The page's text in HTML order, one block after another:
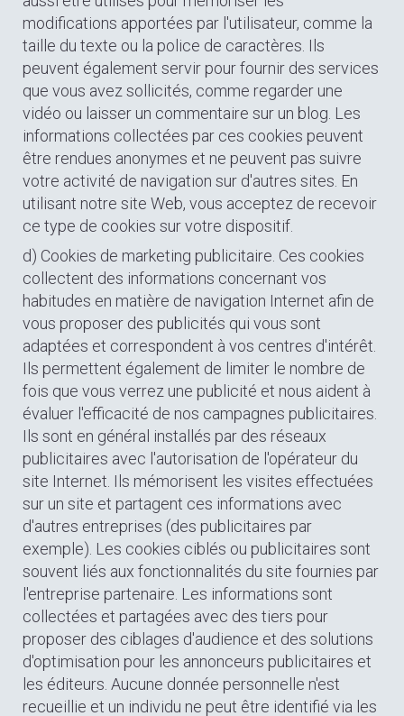
modifications apportées par l'utilisateur, comme la
taille du texte ou la police de caractères. Ils
peuvent également servir pour fournir des services
que vous avez sollicités, comme regarder une
vidéo ou laisser un commentaire sur un blog. Les
informations collectées par ces cookies peuvent
être rendues anonymes et ne peuvent pas suivre
votre activité de navigation sur d'autres sites. En
utilisant notre site Web, vous acceptez de recevoir
ce type de cookies sur votre dispositif.
d) Cookies de marketing publicitaire. Ces cookies
collectent des informations concernant vos
habitudes en matière de navigation Internet afin de
vous proposer des publicités qui vous sont
adaptées et correspondent à vos centres d'intérêt.
Ils permettent également de limiter le nombre de
fois que vous verrez une publicité et nous aident à
évaluer l'efficacité de nos campagnes publicitaires.
Ils sont en général installés par des réseaux
publicitaires avec l'autorisation de l'opérateur du
site Internet. Ils mémorisent les visites effectuées
sur un site et partagent ces informations avec
d'autres entreprises (des publicitaires par
exemple). Les cookies ciblés ou publicitaires sont
souvent liés aux fonctionnalités du site fournies par
l'entreprise partenaire. Les informations sont
collectées et partagées avec des tiers pour
proposer des ciblages d'audience et des solutions
d'optimisation pour les annonceurs publicitaires et
les éditeurs. Aucune donnée personnelle n'est
recueillie et un individu ne peut être identifié via les